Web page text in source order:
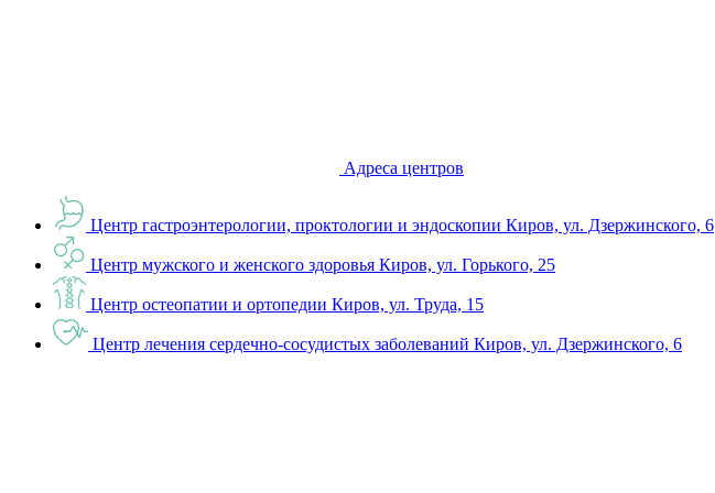
Адреса центров
Центр гастроэнтерологии, проктологии и эндоскопии Киров, ул. Дзержинского, 6
Центр мужского и женского здоровья Киров, ул. Горького, 25
Центр остеопатии и ортопедии Киров, ул. Труда, 15
Центр лечения сердечно-сосудистых заболеваний Киров, ул. Дзержинского, 6